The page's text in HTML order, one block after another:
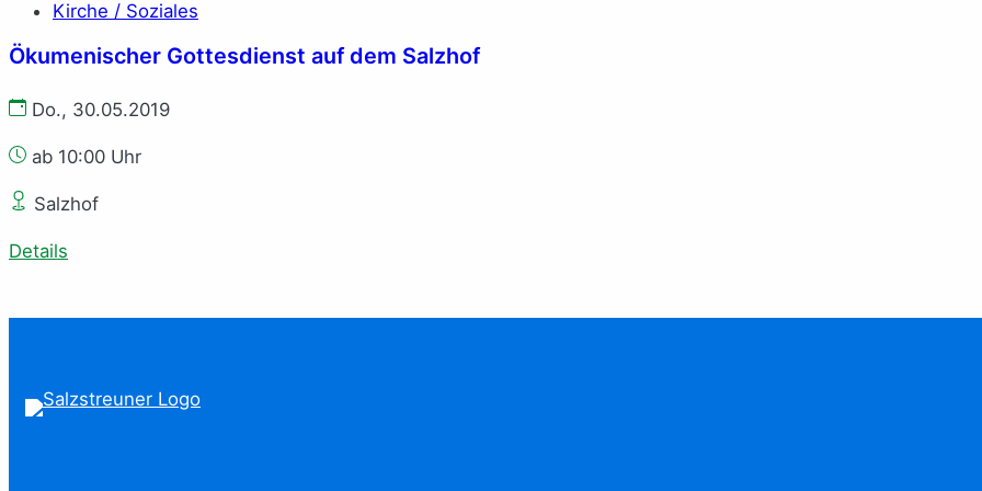
Kirche / Soziales
Ökumenischer Gottesdienst auf dem Salzhof
Do., 30.05.2019
ab 10:00 Uhr
Salzhof
Details